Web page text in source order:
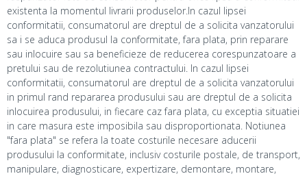
existenta la momentul livrarii produselor.In cazul lipsei
conformitatii, consumatorul are dreptul de a solicita vanzatorului
sa i se aduca produsul la conformitate, fara plata, prin reparare
sau inlocuire sau sa beneficieze de reducerea corespunzatoare a
pretului sau de rezolutiunea contractului. In cazul lipsei
conformitatii, consumatorul are dreptul de a solicita vanzatorului
in primul rand repararea produsului sau are dreptul de a solicita
inlocuirea produsului, in fiecare caz fara plata, cu exceptia situatiei
in care masura este imposibila sau disproportionata. Notiunea
"fara plata" se refera la toate costurile necesare aducerii
produsului la conformitate, inclusiv costurile postale, de transport,
manipulare, diagnosticare, expertizare, demontare, montare,